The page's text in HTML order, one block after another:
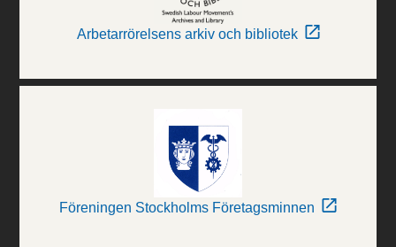
Arbetarrörelsens arkiv och bibliotek
Föreningen Stockholms Företagsminnen